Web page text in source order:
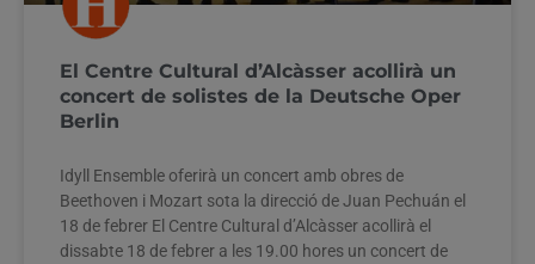
El Centre Cultural d’Alcàsser acollirà un
concert de solistes de la Deutsche Oper
Berlin
Idyll Ensemble oferirà un concert amb obres de
Beethoven i Mozart sota la direcció de Juan Pechuán el
18 de febrer El Centre Cultural d’Alcàsser acollirà el
dissabte 18 de febrer a les 19.00 hores un concert de